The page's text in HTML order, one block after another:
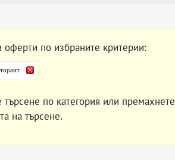
по избраните критерии:
търсене по категория или
на търсене.